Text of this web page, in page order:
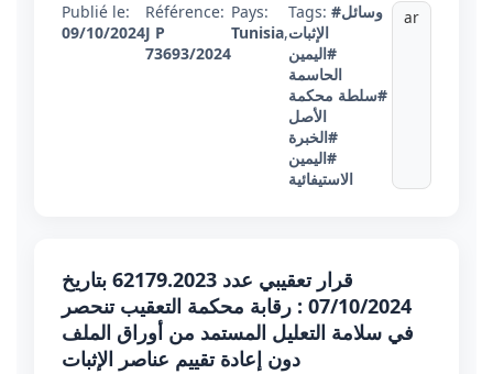
Publié le:
09/10/2024
Référence:
J P
73693/2024
Pays:
Tunisia,
Tags: #وسائل
الإثبات
#اليمين
الحاسمة
#سلطة محكمة
الأصل
#الخبرة
#اليمين
الاستيفائية
ar
قرار تعقيبي عدد 62179.2023 بتاريخ
07/10/2024 : رقابة محكمة التعقيب تنحصر
في سلامة التعليل المستمد من أوراق الملف
دون إعادة تقييم عناصر الإثبات